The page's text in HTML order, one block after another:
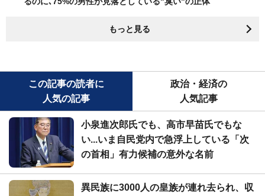
もっと見る
この記事の読者に
人気の記事
政治・経済の
人気記事
小泉進次郎氏でも、高市早苗氏でもな
い...いま自民党内で急浮上している「次
の首相」有力候補の意外な名前
異民族に3000人の皇族が連れ去られ、収